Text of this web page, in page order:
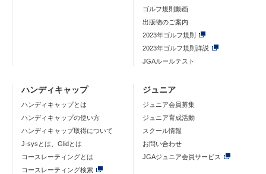
ゴルフ規則動画
出版物のご案内
2023年ゴルフ規則
2023年ゴルフ規則詳説
JGAルールテスト
ハンディキャップ
ハンディキャップとは
ハンディキャップの使い方
ハンディキャップ取得について
J-sysとは、Glidとは
コースレーティングとは
コースレーティング検索
ジュニア
ジュニア会員募集
ジュニア育成活動
スクール情報
お問い合わせ
JGAジュニア会員サービス